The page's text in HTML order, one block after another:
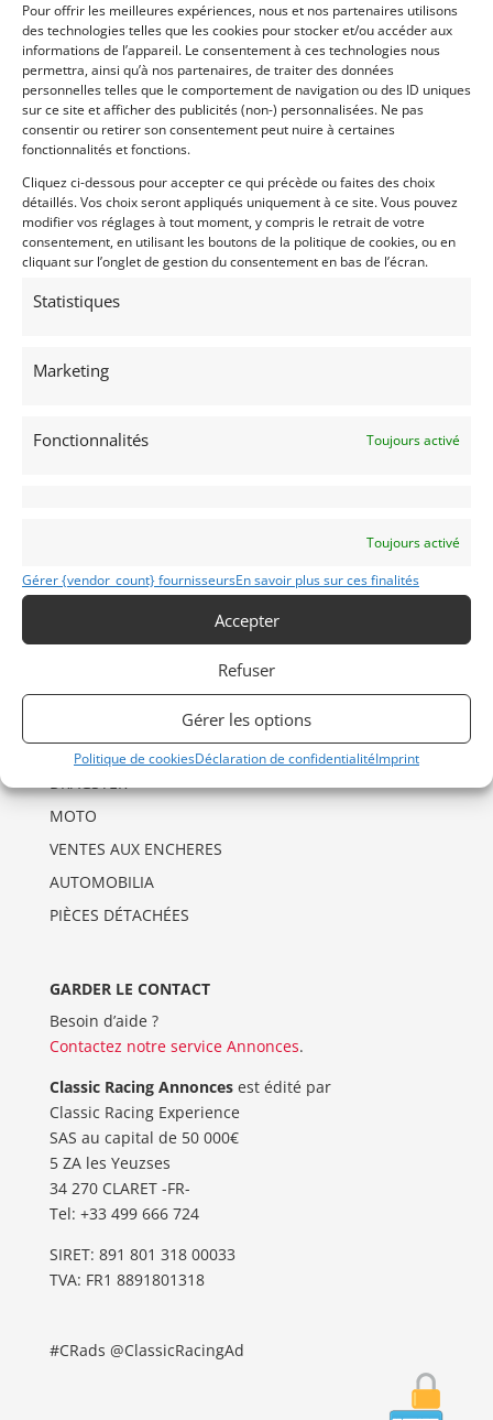
Pour offrir les meilleures expériences, nous et nos partenaires utilisons
des technologies telles que les cookies pour stocker et/ou accéder aux
informations de l’appareil. Le consentement à ces technologies nous
permettra, ainsi qu’à nos partenaires, de traiter des données
personnelles telles que le comportement de navigation ou des ID uniques
sur ce site et afficher des publicités (non-) personnalisées. Ne pas
consentir ou retirer son consentement peut nuire à certaines
fonctionnalités et fonctions.
Cliquez ci-dessous pour accepter ce qui précède ou faites des choix
détaillés. Vos choix seront appliqués uniquement à ce site. Vous pouvez
modifier vos réglages à tout moment, y compris le retrait de votre
consentement, en utilisant les boutons de la politique de cookies, ou en
cliquant sur l’onglet de gestion du consentement en bas de l’écran.
Statistiques
Marketing
Fonctionnalités Toujours activé
Toujours activé
Gérer {vendor_count} fournisseursEn savoir plus sur ces finalités
Accepter
Refuser
Gérer les options
Politique de cookiesDéclaration de confidentialitéImprint
Déclaration de confidentialité (UE)
Politique de cookies (UE)
Imprint
CATÉGORIES D’ANNONCES
AUTO
DRAGSTER
MOTO
VENTES AUX ENCHERES
AUTOMOBILIA
PIÈCES DÉTACHÉES
GARDER LE CONTACT
Besoin d’aide ?
Contactez notre service Annonces.
Classic Racing Annoncesest édité par
Classic Racing Experience
SAS au capital de 50 000€
5 ZA les Yeuzses
34 270 CLARET -FR-
Tel: ‭+33 499 666 724‬
SIRET: 891 801 318 00033
TVA: FR1 8891801318
#CRads @ClassicRacingAd